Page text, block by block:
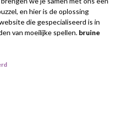
en hier is de oplossing
die gespecialiseerd is in
van moeilijke spellen. bruine